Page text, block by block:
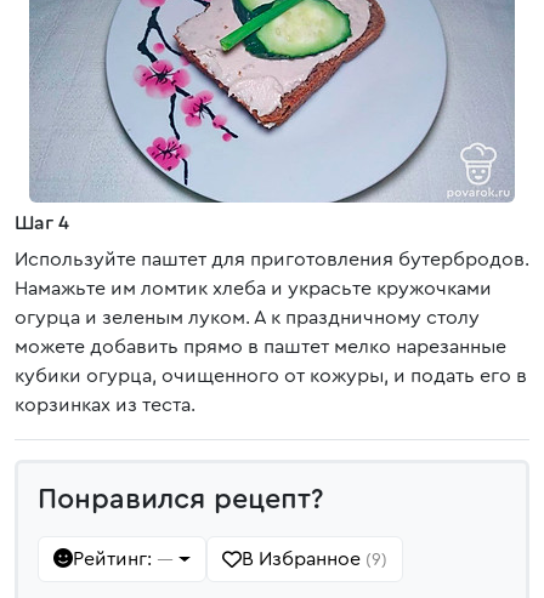
Шаг 4
Используйте паштет для приготовления бутербродов.
Намажьте им ломтик хлеба и украсьте кружочками
огурца и зеленым луком. А к праздничному столу
можете добавить прямо в паштет мелко нарезанные
кубики огурца, очищенного от кожуры, и подать его в
корзинках из теста.
Понравился рецепт?
Рейтинг: — В Избранное (9)